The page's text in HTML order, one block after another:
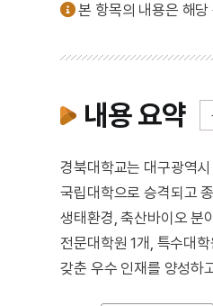
본 항목의 내용은 해
내용 요약
경북대학교는 대구광역
국립대학으로 승격되고
생태환경, 축산바이오 분
전문대학원 1개, 특수대
갖춘 우수 인재를 양성하